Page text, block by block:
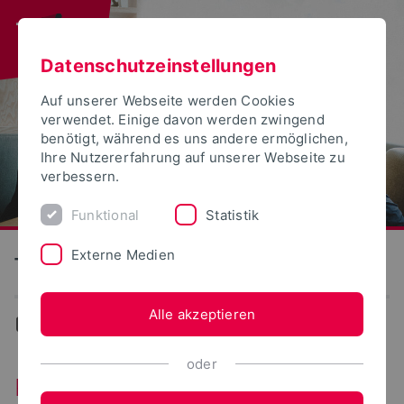
Technische Hochschule Ostwestfalen-Lippe
Promotion
Promovieren
Datenschutzeinstellungen
Auf unserer Webseite werden Cookies
verwendet. Einige davon werden zwingend
benötigt, während es uns andere ermöglichen,
Ihre Nutzererfahrung auf unserer Webseite zu
verbessern.
Funktional Statistik
Externe Medien
Alle akzeptieren
oder